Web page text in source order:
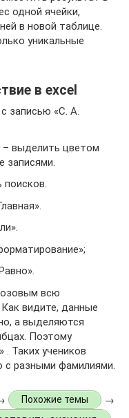
одной ячейки,
в новой таблице.
уникальные
в excel
записью «С. А.
– выделить цветом
записями.
поисков.
всю
видите, данные
а выделяются
Поэтому
. Таких учеников
с разными фамилиями.
Похожие темы →